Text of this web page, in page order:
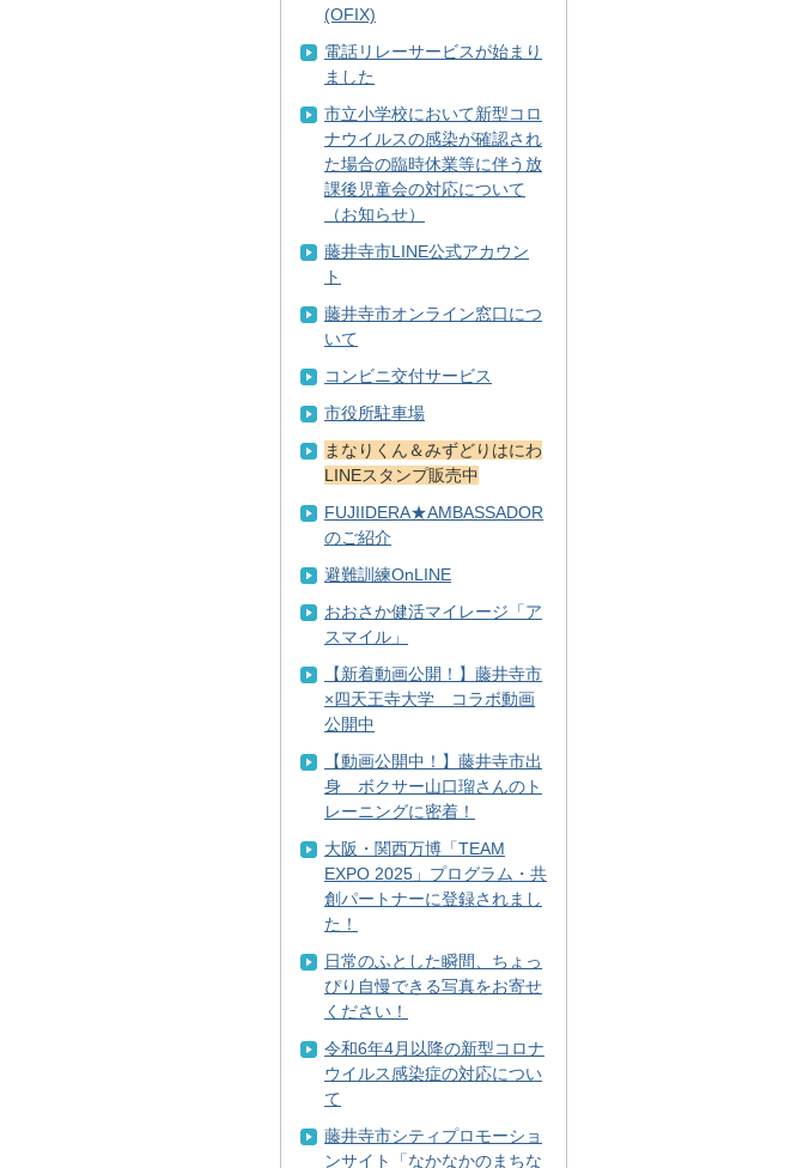
(OFIX)
電話リレーサービスが始まり
ました
市立小学校において新型コロ
ナウイルスの感染が確認され
た場合の臨時休業等に伴う放
課後児童会の対応について
（お知らせ）
藤井寺市LINE公式アカウン
ト
藤井寺市オンライン窓口につ
いて
コンビニ交付サービス
市役所駐車場
まなりくん＆みずどりはにわ
LINEスタンプ販売中
FUJIIDERA★AMBASSADOR
のご紹介
避難訓練OnLINE
おおさか健活マイレージ「ア
スマイル」
【新着動画公開！】藤井寺市
×四天王寺大学 コラボ動画
公開中
【動画公開中！】藤井寺市出
身 ボクサー山口瑠さんのト
レーニングに密着！
大阪・関西万博「TEAM
EXPO 2025」プログラム・共
創パートナーに登録されまし
た！
日常のふとした瞬間、ちょっ
ぴり自慢できる写真をお寄せ
ください！
令和6年4月以降の新型コロナ
ウイルス感染症の対応につい
て
藤井寺市シティプロモーショ
ンサイト「なかなかのまちな